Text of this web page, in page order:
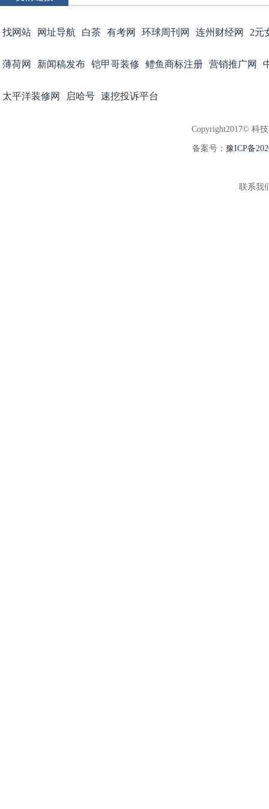
找网站 网址导航 白茶 有考网 环球周刊网 连州财经网 2元
薄荷网 新闻稿发布 铠甲哥装修 鳢鱼商标注册 营销推广网
太平洋装修网 启哈号 速挖投诉平台
Copyright2017© 科
备案号： 豫ICP备
联系我